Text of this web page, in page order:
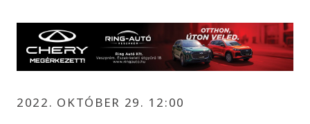
2022. OKTÓBER 29. 12:00